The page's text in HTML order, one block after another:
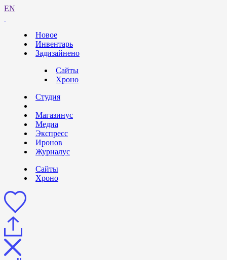
EN
Новое
Инвентарь
Задизайнено
Сайты
Хроно
Студия
Магазинус
Медиа
Экспресс
Иронов
Журналус
Сайты
Хроно